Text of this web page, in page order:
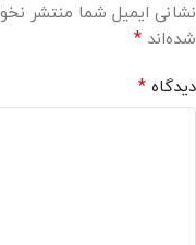
نشانی ایمیل شما منتشر
شده‌اند *
دیدگاه *